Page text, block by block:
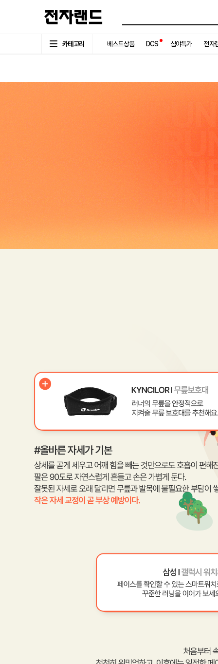
카테고리 베스트상품 DCS 심야특가 전자